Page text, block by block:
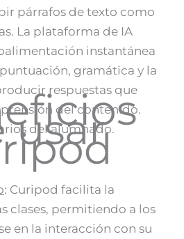
párrafos de texto como
La plataforma de IA
instantánea
gramática y la
respuestas que
del contenido​.
del alumnado.
usar
: Curipod facilita la
clases, permitiendo a los
en la interacción con su